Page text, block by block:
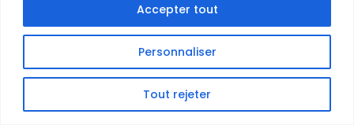
Personnaliser
Tout rejeter
Accepter tout
NIGHT & DAY : L’OFFRE NUIT CHEZ
HOMESALONS
L’offre Night & Day de chez HomeSalons, en cours
du 5 mai au 9 juin 2025, …
DÉCOUVRIR LA SUITE